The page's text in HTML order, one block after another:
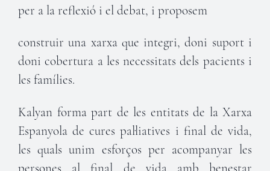
per a la reflexió i el debat, i proposem
construir una xarxa que integri, doni suport i
doni cobertura a les necessitats dels pacients i
les famílies.
Kalyan forma part de les entitats de la Xarxa
Espanyola de cures pal·liatives i final de vida,
les quals unim esforços per acompanyar les
persones al final de vida amb benestar